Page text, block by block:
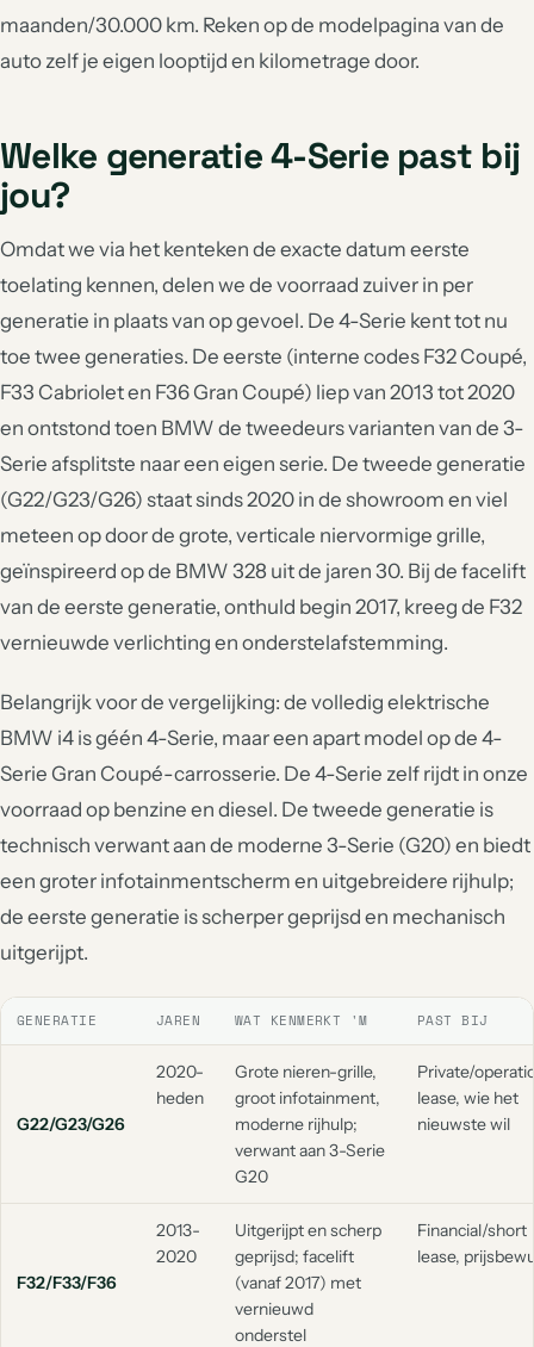
maanden/30.000 km. Reken op de modelpagina van de
auto zelf je eigen looptijd en kilometrage door.
Welke generatie 4-Serie past bij
jou?
Omdat we via het kenteken de exacte datum eerste
toelating kennen, delen we de voorraad zuiver in per
generatie in plaats van op gevoel. De 4-Serie kent tot nu
toe twee generaties. De eerste (interne codes F32 Coupé,
F33 Cabriolet en F36 Gran Coupé) liep van 2013 tot 2020
en ontstond toen BMW de tweedeurs varianten van de 3-
Serie afsplitste naar een eigen serie. De tweede generatie
(G22/G23/G26) staat sinds 2020 in de showroom en viel
meteen op door de grote, verticale niervormige grille,
geïnspireerd op de BMW 328 uit de jaren 30. Bij de facelift
van de eerste generatie, onthuld begin 2017, kreeg de F32
vernieuwde verlichting en onderstelafstemming.
Belangrijk voor de vergelijking: de volledig elektrische
BMW i4 is géén 4-Serie, maar een apart model op de 4-
Serie Gran Coupé-carrosserie. De 4-Serie zelf rijdt in onze
voorraad op benzine en diesel. De tweede generatie is
technisch verwant aan de moderne 3-Serie (G20) en biedt
een groter infotainmentscherm en uitgebreidere rijhulp;
de eerste generatie is scherper geprijsd en mechanisch
uitgerijpt.
GENERATIE JAREN WAT KENMERKT 'M PAST BIJ
G22/G23/G26
2020-
heden
Grote nieren-grille,
groot infotainment,
moderne rijhulp;
verwant aan 3-Serie
G20
Private/
lease, wie het
nieuwste wil
F32/F33/F36
2013-
2020
Uitgerijpt en scherp
geprijsd; facelift
(vanaf 2017) met
vernieuwd
onderstel
Financial/short
lease,